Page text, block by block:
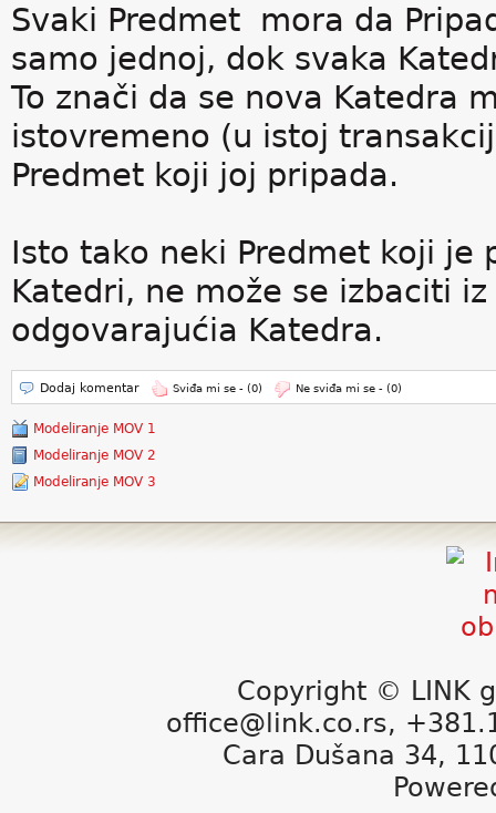
Svaki Predmet mora da
samo jednoj, dok svaka
To znači da se nova Katedra
istovremeno (u istoj
Predmet koji joj pripada.
Isto tako neki Predmet koji je
Katedri, ne može se izbaciti
odgovarajućia Katedra.
Dodaj komentar Sviđa mi se - (0) Ne sviđa mi se - (0)
Modeliranje MOV 1
Modeliranje MOV 2
Modeliranje MOV 3
Copyright © LINK
office@link.co.rs,
Cara Dušana 34,